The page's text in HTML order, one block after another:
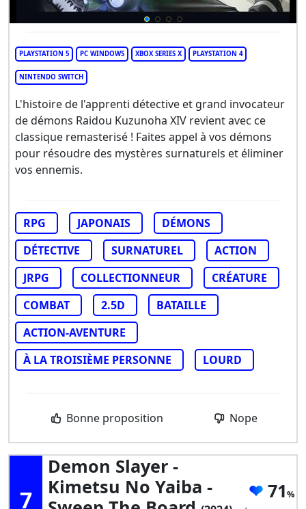
PLAYSTATION 5 PC WINDOWS XBOX SERIES X PLAYSTATION 4
NINTENDO SWITCH
L'histoire de l'apprenti détective et grand invocateur
de démons Raidou Kuzunoha XIV revient avec ce
classique remasterisé ! Faites appel à vos démons
pour résoudre des mystères surnaturels et éliminer
vos ennemis.
RPG JAPONAIS
DÉMONS
DÉTECTIVE
SURNATUREL
ACTION
JRPG
COLLECTIONNEUR
CRÉATURE
COMBAT
2.5D
BATAILLE
ACTION-AVENTURE
À LA TROISIÈME PERSONNE
LOURD
Bonne proposition Nope
7
Demon Slayer -
Kimetsu No Yaiba -
71